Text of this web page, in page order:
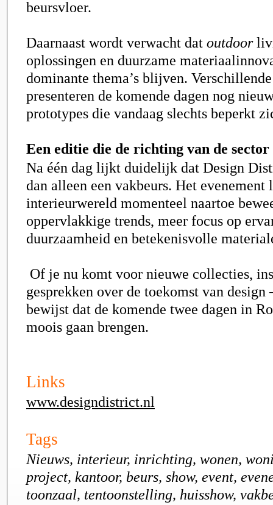
beursvloer.
Daarnaast wordt verwacht dat outdoor
oplossingen en duurzame
dominante thema’s blijven.
presenteren de komende dagen nog
prototypes die vandaag slechts beperkt
Een editie die de richting van de
Na één dag lijkt duidelijk dat Design
dan alleen een vakbeurs. Het evenement
interieurwereld momenteel naartoe
oppervlakkige trends, meer focus op
duurzaamheid en betekenisvolle
Of je nu komt voor nieuwe collecties,
gesprekken over de toekomst van
bewijst dat de komende twee dagen in
moois gaan brengen.
Links
www.designdistrict.nl
Tags
Nieuws, interieur, inrichting, wonen,
project, kantoor, beurs, show, event,
toonzaal, tentoonstelling, huisshow,